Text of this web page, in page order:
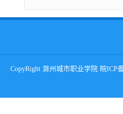
CopyRight 滁州城市职业学院 皖ICP